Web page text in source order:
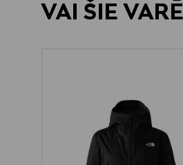
VAI ŠIE